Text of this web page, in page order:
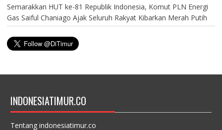
Semarakkan HUT ke-81 Republik Indonesia, Komut PLN Energi
Gas Saiful Chaniago Ajak Seluruh Rakyat Kibarkan Merah Putih
INDONESIATIMUR.CO
Tentang indonesiatimur.co